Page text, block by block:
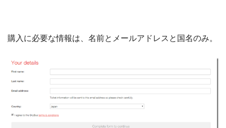
購入に必要な情報は、名前とメールアドレスと国名のみ。